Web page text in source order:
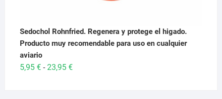
Sedochol Rohnfried. Regenera y protege el higado.
Producto muy recomendable para uso en cualquier
aviario
5,95 € - 23,95 €Rango